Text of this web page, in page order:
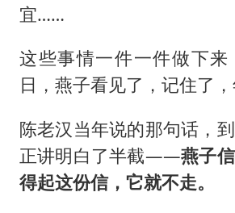
宜……
这些事情一件一件做下来
日，燕子看见了，记住了，
陈老汉当年说的那句话，
正讲明白了半截——燕子
得起这份信，它就不走。